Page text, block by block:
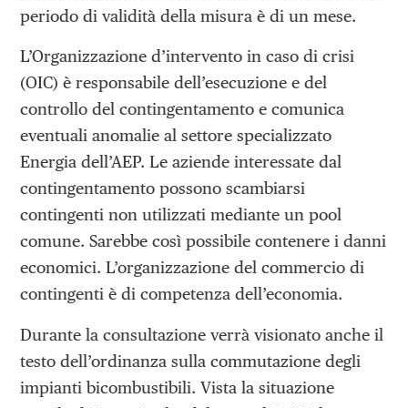
periodo di validità della misura è di un mese.
L’Organizzazione d’intervento in caso di crisi
(OIC) è responsabile dell’esecuzione e del
controllo del contingentamento e comunica
eventuali anomalie al settore specializzato
Energia dell’AEP. Le aziende interessate dal
contingentamento possono scambiarsi
contingenti non utilizzati mediante un pool
comune. Sarebbe così possibile contenere i danni
economici. L’organizzazione del commercio di
contingenti è di competenza dell’economia.
Durante la consultazione verrà visionato anche il
testo dell’ordinanza sulla commutazione degli
impianti bicombustibili. Vista la situazione